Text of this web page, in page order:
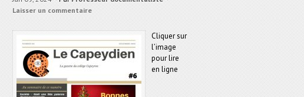
Laisser un commentaire
Cliquer sur
l’image
pour lire
en ligne